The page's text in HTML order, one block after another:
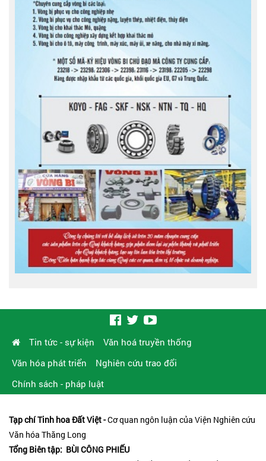
Tin tức - sự kiện
Văn hoá truyền thống
Văn hóa phát triển
Nghiên cứu trao đổi
Chính sách - pháp luật
Tạp chí Tinh hoa Đất Việt -Cơ quan ngôn luận của Viện Nghiên cứu
Văn hóa Thăng Long
Tổng Biên tập: BÙI CÔNG PHIẾU